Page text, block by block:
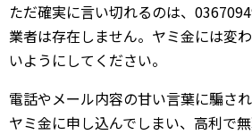
ただ確実に言い切れるのは、
業者は存在しません。ヤミ金には変
いようにしてください。
電話やメール内容の甘い言葉に騙さ
ヤミ金に申し込んでしまい、高利で